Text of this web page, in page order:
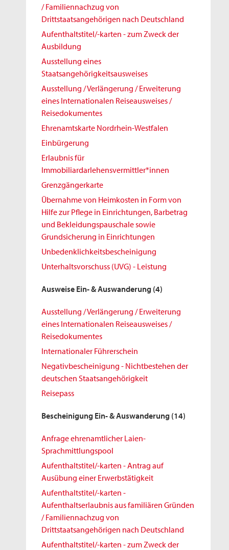
/ Familiennachzug von
Drittstaatsangehörigen nach Deutschland
Aufenthaltstitel/-karten - zum Zweck der
Ausbildung
Ausstellung eines
Staatsangehörigkeitsausweises
Ausstellung / Verlängerung / Erweiterung
eines Internationalen Reiseausweises /
Reisedokumentes
Ehrenamtskarte Nordrhein-Westfalen
Einbürgerung
Erlaubnis für
Immobiliardarlehensvermittler*innen
Grenzgängerkarte
Übernahme von Heimkosten in Form von
Hilfe zur Pflege in Einrichtungen, Barbetrag
und Bekleidungspauschale sowie
Grundsicherung in Einrichtungen
Unbedenklichkeitsbescheinigung
Unterhaltsvorschuss (UVG) - Leistung
Ausweise Ein- & Auswanderung (4)
Ausstellung / Verlängerung / Erweiterung
eines Internationalen Reiseausweises /
Reisedokumentes
Internationaler Führerschein
Negativbescheinigung - Nichtbestehen der
deutschen Staatsangehörigkeit
Reisepass
Bescheinigung Ein- & Auswanderung (14)
Anfrage ehrenamtlicher Laien-
Sprachmittlungspool
Aufenthaltstitel/-karten - Antrag auf
Ausübung einer Erwerbstätigkeit
Aufenthaltstitel/-karten -
Aufenthaltserlaubnis aus familiären Gründen
/ Familiennachzug von
Drittstaatsangehörigen nach Deutschland
Aufenthaltstitel/-karten - zum Zweck der